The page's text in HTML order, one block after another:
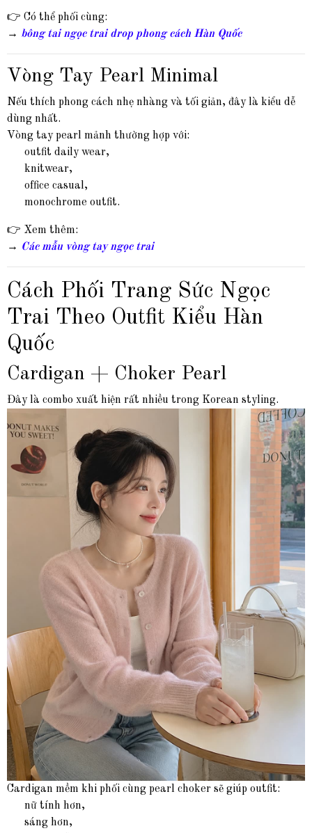
👉 Có thể phối cùng:
→ bông tai ngọc trai drop phong cách Hàn Quốc
Vòng Tay Pearl Minimal
Nếu thích phong cách nhẹ nhàng và tối giản, đây là kiểu dễ
dùng nhất.
Vòng tay pearl mảnh thường hợp với:
outfit daily wear,
knitwear,
office casual,
monochrome outfit.
👉 Xem thêm:
→ Các mẫu vòng tay ngọc trai
Cách Phối Trang Sức Ngọc
Trai Theo Outfit Kiểu Hàn
Quốc
Cardigan + Choker Pearl
Đây là combo xuất hiện rất nhiều trong Korean styling.
Cardigan mềm khi phối cùng pearl choker sẽ giúp outfit:
nữ tính hơn,
sáng hơn,